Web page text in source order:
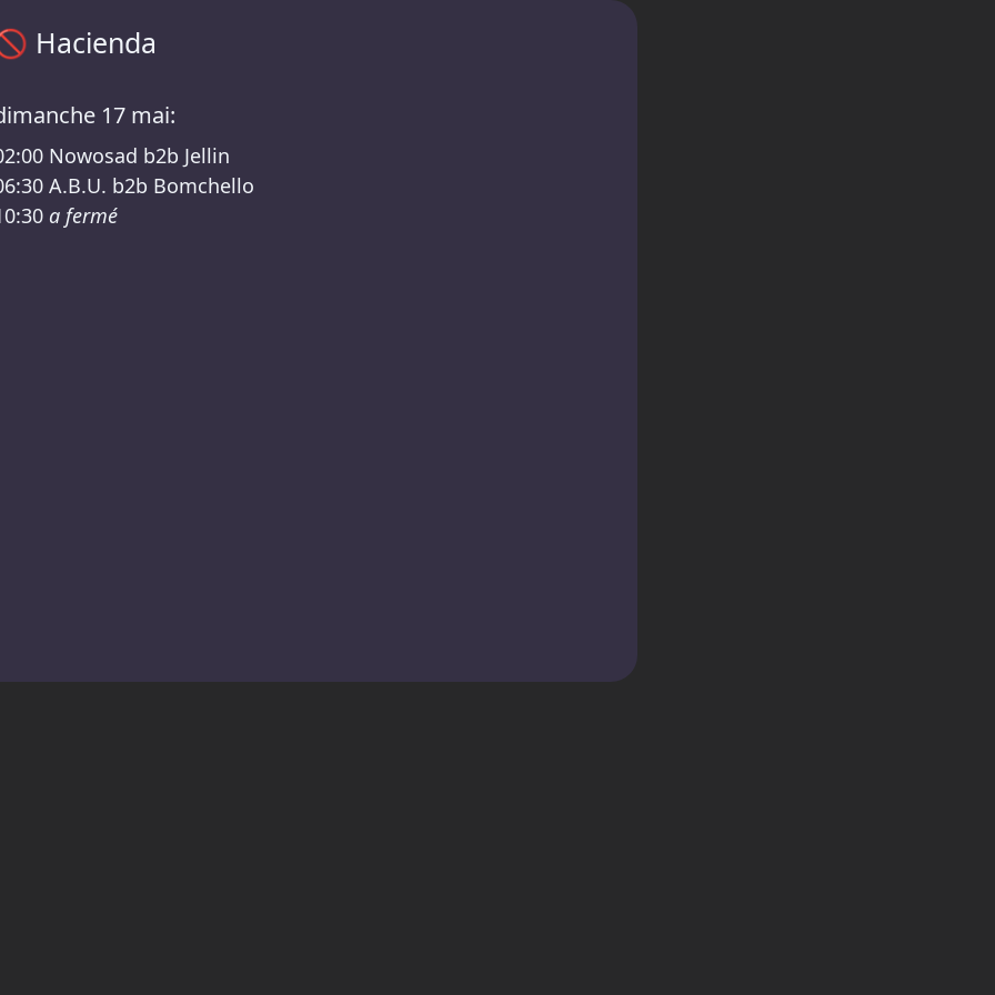
Hacienda – Pocket's Rockets /Kater Lineup
Hacienda
17 mai:
Nowosad b2b Jellin
A.B.U. b2b Bomchello
a fermé